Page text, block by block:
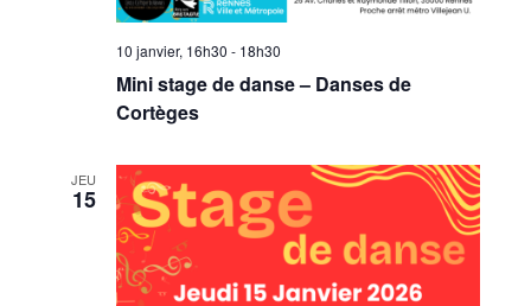
10 janvier, 16h30 - 18h30
Mini stage de danse – Danses de
Cortèges
JEU
15